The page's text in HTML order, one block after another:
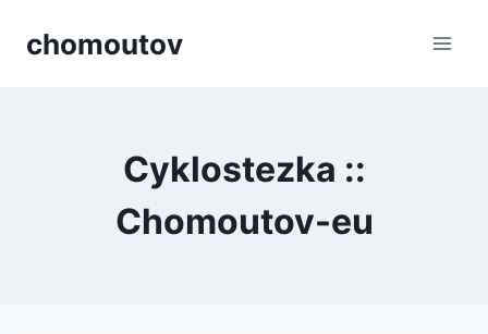
chomoutov
Cyklostezka ::
Chomoutov-eu